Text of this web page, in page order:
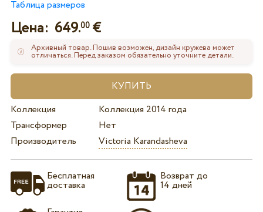
Таблица размеров
Цена: 649.00€
Архивный товар. Пошив возможен, дизайн кружева может
отличаться. Перед заказом обязательно уточните детали.
Коллекция
Коллекция 2014 года
Трансформер
Нет
Производитель
Victoria Karandasheva
Бесплатная
доставка
Возврат до
14 дней